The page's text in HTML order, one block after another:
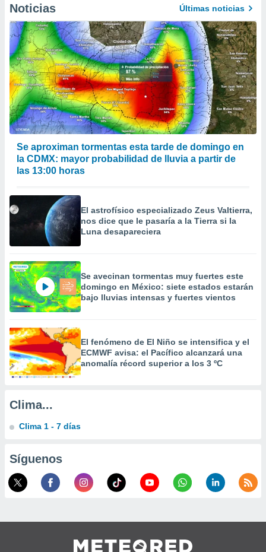
crear un
uso de
la
contenido
medir el
de la
de
de
de
de
e
publicidad
publicidad
Noticias Últimas noticias
Se aproximan tormentas esta tarde de domingo en
la CDMX: mayor probabilidad de lluvia a partir de
las 13:00 horas
El astrofísico especializado Zeus Valtierra,
nos dice que le pasaría a la Tierra si la
Luna desapareciera
Se avecinan tormentas muy fuertes este
domingo en México: siete estados estarán
bajo lluvias intensas y fuertes vientos
El fenómeno de El Niño se intensifica y el
ECMWF avisa: el Pacífico alcanzará una
anomalía récord superior a los 3 ºC
Clima...
Clima 1 - 7 días
Síguenos